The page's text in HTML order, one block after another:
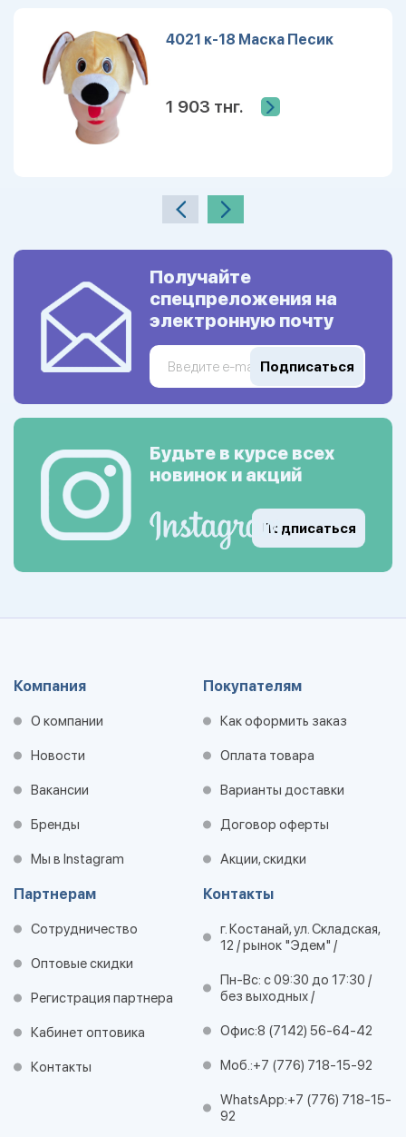
4021 к-18 Маска Песик
1 903 тнг.
Получайте
спецпреложения на
электронную почту
Подписаться
Будьте в курсе всех
новинок и акций
Подписаться
Компания
О компании
Новости
Вакансии
Бренды
Мы в Instagram
Покупателям
Как оформить заказ
Оплата товара
Варианты доставки
Договор оферты
Акции, скидки
Партнерам
Сотрудничество
Оптовые скидки
Регистрация партнера
Кабинет оптовика
Контакты
Контакты
г. Костанай, ул. Складская,
12 / рынок "Эдем" /
Пн-Вс: с 09:30 до 17:30 /
без выходных /
Офис:8 (7142) 56-64-42
Моб.:+7 (776) 718-15-92
WhatsApp:+7 (776) 718-15-
92